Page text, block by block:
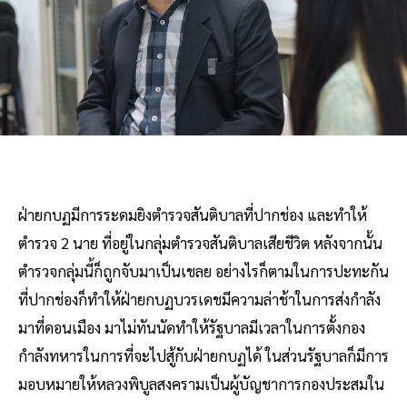
ฝ่ายกบฏมีการระดมยิงตำรวจสันติบาลที่ปากช่อง และทำให้
ตำรวจ 2 นาย ที่อยู่ในกลุ่มตำรวจสันติบาลเสียชีวิต หลังจากนั้น
ตำรวจกลุ่มนี้ก็ถูกจับมาเป็นเชลย อย่างไรก็ตามในการปะทะกัน
ที่ปากช่องก็ทำให้ฝ่ายกบฏบวรเดชมีความล่าช้าในการส่งกำลัง
มาที่ดอนเมือง มาไม่ทันนัดทำให้รัฐบาลมีเวลาในการตั้งกอง
กำลังทหารในการที่จะไปสู้กับฝ่ายกบฏได้ ในส่วนรัฐบาลก็มีการ
มอบหมายให้หลวงพิบูลสงครามเป็นผู้บัญชาการกองประสมใน